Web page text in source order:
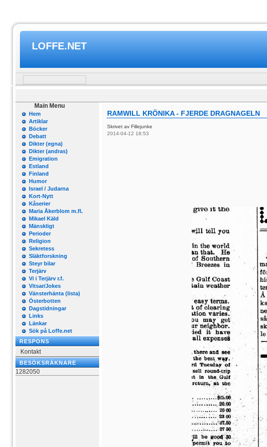
LOFFE.NET
Main Menu
Hem
Artiklar
Böcker
Debatt
Dikter (egna)
Dikter (andras)
Emigration
Estland
Finland
Humor
Israel / Judarna
Kort-Nytt
Kåserier
Maria Åkerblom m.fl.
Mikael Käld
Mänskligt
Perioder
Religion
Sekretess
Släktforskning
Steyr bilar
Terjärv
Vi i Terjärv r.f.
Vitsar/Jokes
Vänsterhänta (lista)
Österbotten
Dagstidningar
Links
Länkar
Sök på Loffe.net
RESPONS
Kontakt
BESÖKSRÄKNARE
1282050
RAMWILL KRÖNIKA - FJERDE DRAGNAGELN
Skrivet av Fillejunke
2014-04-12 18:53